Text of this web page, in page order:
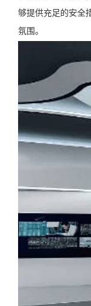
够提供充足的安全
氛围。